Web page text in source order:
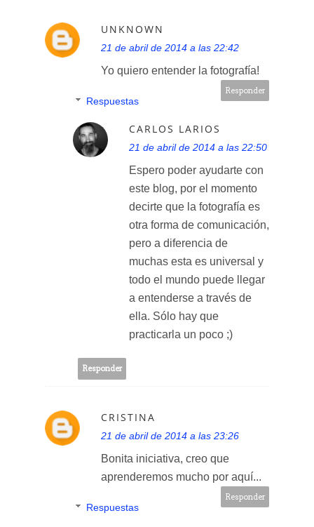
UNKNOWN
21 de abril de 2014 a las 22:42
Yo quiero entender la fotografía!
Responder
Respuestas
CARLOS LARIOS
21 de abril de 2014 a las 22:50
Espero poder ayudarte con
este blog, por el momento
decirte que la fotografía es
otra forma de comunicación,
pero a diferencia de
muchas esta es universal y
todo el mundo puede llegar
a entenderse a través de
ella. Sólo hay que
practicarla un poco ;)
Responder
CRISTINA
21 de abril de 2014 a las 23:26
Bonita iniciativa, creo que
aprenderemos mucho por aquí...
Responder
Respuestas